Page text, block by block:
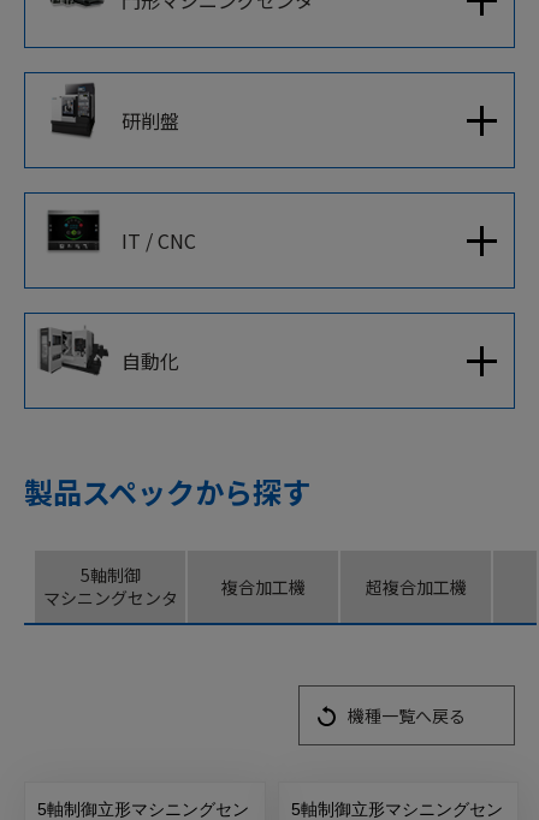
研削盤
IT / CNC
自動化
製品スペックから探す
5軸制御
マシニングセンタ
複合加工機 超複合加工機
機種一覧へ戻る
5軸制御立形マシニングセン
5軸制御立形マシニングセン